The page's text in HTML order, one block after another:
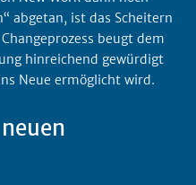
abgetan, ist das Scheitern
beugt dem
hinreichend gewürdigt
Neue ermöglicht wird.